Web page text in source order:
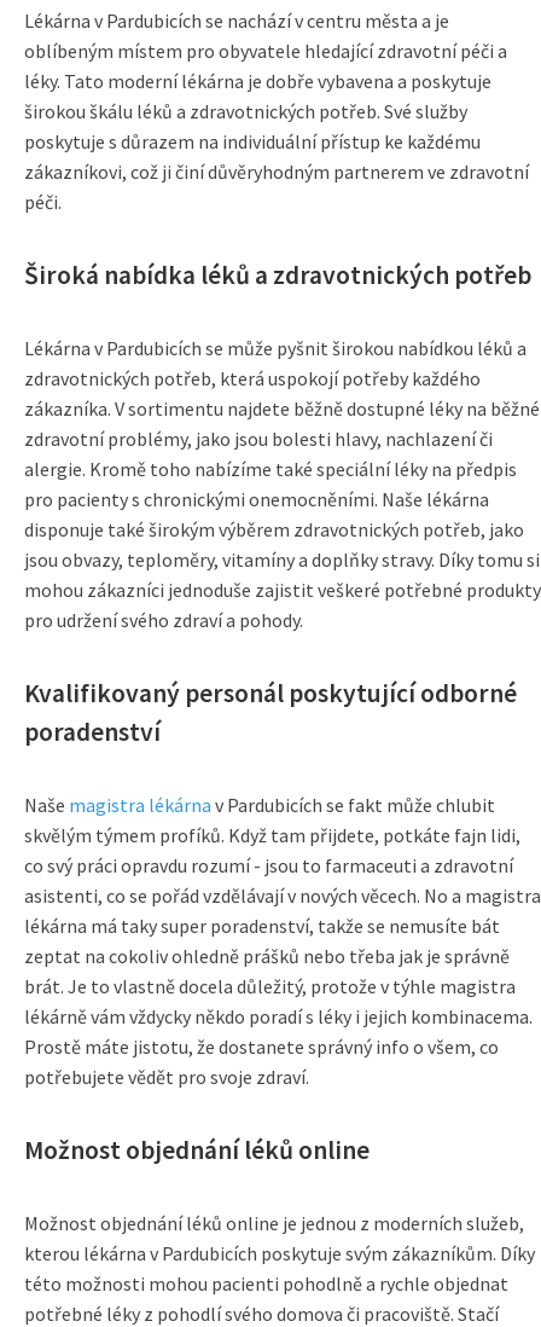
Lékárna v Pardubicích se nachází v centru města a je
oblíbeným místem pro obyvatele hledající zdravotní péči a
léky. Tato moderní lékárna je dobře vybavena a poskytuje
širokou škálu léků a zdravotnických potřeb. Své služby
poskytuje s důrazem na individuální přístup ke každému
zákazníkovi, což ji činí důvěryhodným partnerem ve zdravotní
péči.
Široká nabídka léků a zdravotnických potřeb
Lékárna v Pardubicích se může pyšnit širokou nabídkou léků a
zdravotnických potřeb, která uspokojí potřeby každého
zákazníka. V sortimentu najdete běžně dostupné léky na běžné
zdravotní problémy, jako jsou bolesti hlavy, nachlazení či
alergie. Kromě toho nabízíme také speciální léky na předpis
pro pacienty s chronickými onemocněními. Naše lékárna
disponuje také širokým výběrem zdravotnických potřeb, jako
jsou obvazy, teploměry, vitamíny a doplňky stravy. Díky tomu si
mohou zákazníci jednoduše zajistit veškeré potřebné produkty
pro udržení svého zdraví a pohody.
Kvalifikovaný personál poskytující odborné
poradenství
Naše magistra lékárna v Pardubicích se fakt může chlubit
skvělým týmem profíků. Když tam přijdete, potkáte fajn lidi,
co svý práci opravdu rozumí - jsou to farmaceuti a zdravotní
asistenti, co se pořád vzdělávají v nových věcech. No a magistra
lékárna má taky super poradenství, takže se nemusíte bát
zeptat na cokoliv ohledně prášků nebo třeba jak je správně
brát. Je to vlastně docela důležitý, protože v týhle magistra
lékárně vám vždycky někdo poradí s léky i jejich kombinacema.
Prostě máte jistotu, že dostanete správný info o všem, co
potřebujete vědět pro svoje zdraví.
Možnost objednání léků online
Možnost objednání léků online je jednou z moderních služeb,
kterou lékárna v Pardubicích poskytuje svým zákazníkům. Díky
této možnosti mohou pacienti pohodlně a rychle objednat
potřebné léky z pohodlí svého domova či pracoviště. Stačí